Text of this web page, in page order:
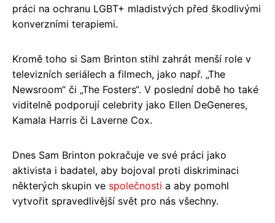
práci na ochranu LGBT+ mladistvých před škodlivými
konverzními terapiemi.
Kromě toho si Sam Brinton stihl zahrát menší role v
televizních seriálech a filmech, jako např. „The
Newsroom“ či „The Fosters“. V poslední době ho také
viditelně podporují celebrity jako Ellen DeGeneres,
Kamala Harris či Laverne Cox.
Dnes Sam Brinton pokračuje ve své práci jako
aktivista i badatel, aby bojoval proti diskriminaci
některých skupin ve společnosti a aby pomohl
vytvořit spravedlivější svět pro nás všechny.